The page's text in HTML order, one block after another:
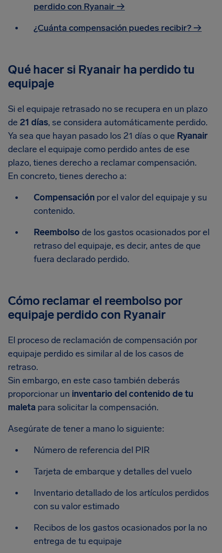
perdido con Ryanair →
¿Cuánta compensación puedes recibir? →
Qué hacer si Ryanair ha perdido tu
equipaje
Si el equipaje retrasado no se recupera en un plazo
de 21 días, se considera automáticamente perdido.
Ya sea que hayan pasado los 21 días o que Ryanair
declare el equipaje como perdido antes de ese
plazo, tienes derecho a reclamar compensación.
En concreto, tienes derecho a:
Compensación por el valor del equipaje y su
contenido.
Reembolso de los gastos ocasionados por el
retraso del equipaje, es decir, antes de que
fuera declarado perdido.
Cómo reclamar el reembolso por
equipaje perdido con Ryanair
El proceso de reclamación de compensación por
equipaje perdido es similar al de los casos de
retraso.
Sin embargo, en este caso también deberás
proporcionar un inventario del contenido de tu
maleta para solicitar la compensación.
Asegúrate de tener a mano lo siguiente:
Número de referencia del PIR
Tarjeta de embarque y detalles del vuelo
Inventario detallado de los artículos perdidos
con su valor estimado
Recibos de los gastos ocasionados por la no
entrega de tu equipaje